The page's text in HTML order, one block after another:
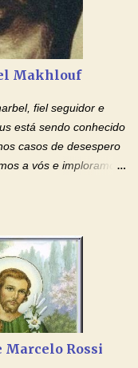
tuas virtudes.
é difícil, duro
isso mais fácil e
Eu te prometo um
mais digna de tua
tudo a teu unigênito
méritos e exemplos
Makhlouf
fiel seguidor e
está sendo conhecido
casos de desespero
a vós e imploramos
da vossa intercessão
glória de Deus e o
por Nós e por todos
Amén. Oração 2 Ó
inspirastes a São
concedestes a graça
heroísmo das virtudes
Marcelo Rossi